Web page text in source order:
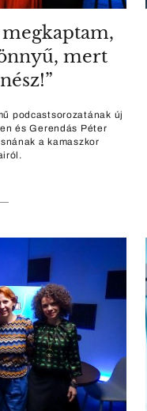
megkaptam,
mert
podcastsorozatának új
és Gerendás Péter
a kamaszkor